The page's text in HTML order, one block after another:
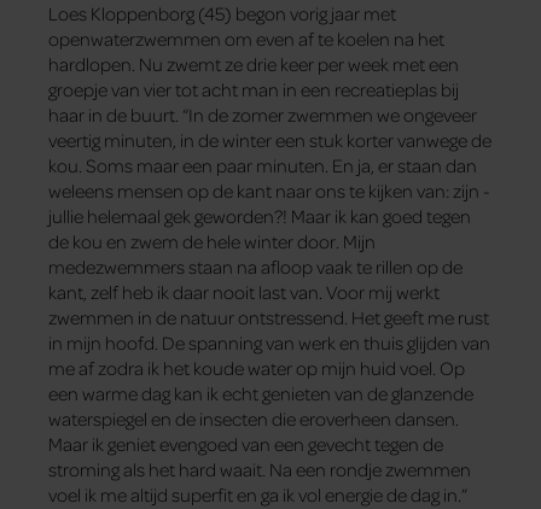
Loes Kloppenborg (45) begon vorig jaar met
openwaterzwemmen om even af te koelen na het
hardlopen. Nu zwemt ze drie keer per week met een
groepje van vier tot acht man in een recreatieplas bij
haar in de buurt. “In de zomer zwemmen we ongeveer
veertig minuten, in de winter een stuk korter vanwege de
kou. Soms maar een paar minuten. En ja, er staan dan
weleens mensen op de kant naar ons te kijken van: zijn ­
jullie helemaal gek geworden?! Maar ik kan goed tegen
de kou en zwem de hele winter door. Mijn
medezwemmers staan na afloop vaak te rillen op de
kant, zelf heb ik daar nooit last van. Voor mij werkt
zwemmen in de natuur ontstressend. Het geeft me rust
in mijn hoofd. De spanning van werk en thuis glijden van
me af zodra ik het koude water op mijn huid voel. Op
een warme dag kan ik echt genieten van de glanzende
waterspiegel en de insecten die eroverheen dansen.
Maar ik geniet evengoed van een gevecht tegen de
stroming als het hard waait. Na een rondje zwemmen
voel ik me altijd superfit en ga ik vol energie de dag in.”